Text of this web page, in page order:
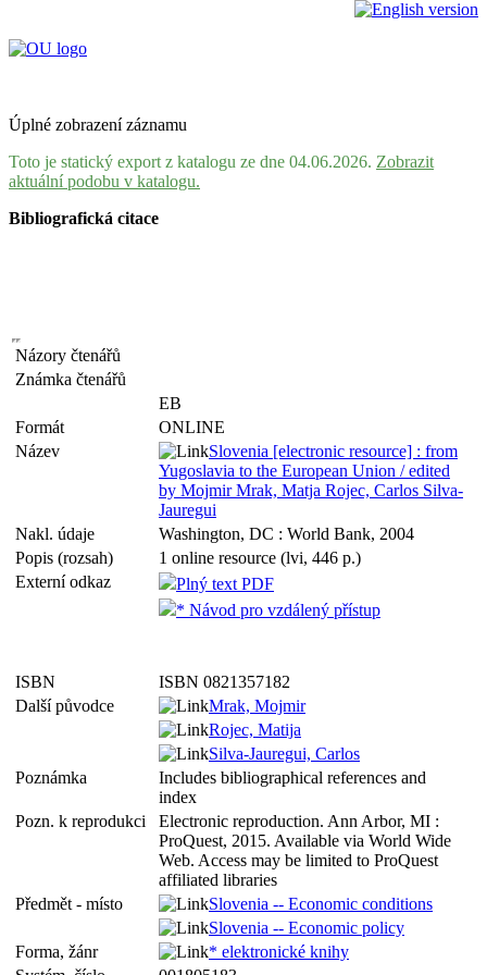
Úplné zobrazení záznamu
Toto je statický export z katalogu ze dne 04.06.2026. Zobrazit
aktuální podobu v katalogu.
Bibliografická citace
Názory čtenářů
Známka čtenářů
EB
Formát
ONLINE
Název
Slovenia [electronic resource] : from
Yugoslavia to the European Union / edited
by Mojmir Mrak, Matja Rojec, Carlos Silva-
Jauregui
Nakl. údaje
Washington, DC : World Bank, 2004
Popis (rozsah)
1 online resource (lvi, 446 p.)
Externí odkaz
Plný text PDF
* Návod pro vzdálený přístup
ISBN
ISBN 0821357182
Další původce
Mrak, Mojmir
Rojec, Matija
Silva-Jauregui, Carlos
Poznámka
Includes bibliographical references and
index
Pozn. k reprodukci
Electronic reproduction. Ann Arbor, MI :
ProQuest, 2015. Available via World Wide
Web. Access may be limited to ProQuest
affiliated libraries
Předmět - místo
Slovenia -- Economic conditions
Slovenia -- Economic policy
Forma, žánr
* elektronické knihy